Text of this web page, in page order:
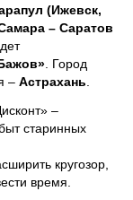
(Ижевск,
– Саратов
. Город
– Астрахань
–
старинных
кругозор,
время.